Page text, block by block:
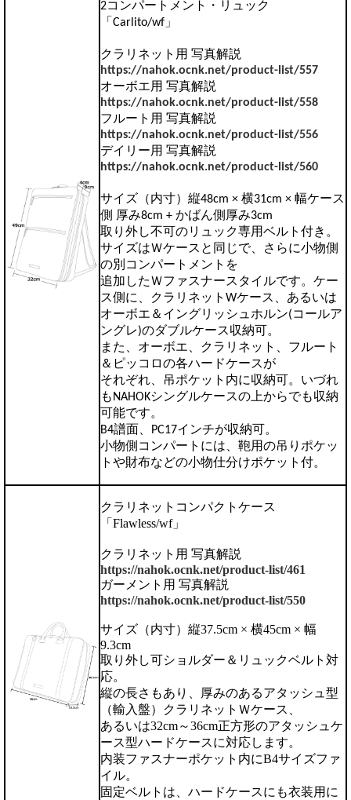
2コンパートメント・リュック
「Carlito/wf」
クラリネット用 写真解説
https://nahok.ocnk.net/product-list/557
オーボエ用 写真解説
https://nahok.ocnk.net/product-list/558
フルート用 写真解説
https://nahok.ocnk.net/product-list/556
デイリー用 写真解説
https://nahok.ocnk.net/product-list/560
サイズ（内寸）縦48cm × 横31cm × 幅ケース
側 厚み8cm + かばん側厚み3cm
取り外し不可のリュック専用ベルト付き。
サイズはＷケースと同じで、さらに小物側
の別コンパートメントを
追加したＷファスナースタイルです。ケー
ス側に、クラリネットWケース、あるいは
オーボエ＆イングリッシュホルン(コールア
ングレ)のダブルケース収納可。
また、オーボエ、クラリネット、フルート
＆ピッコロの各ハードケースが
それぞれ、吊ポケット内に収納可。いづれ
もNAHOKシングルケースの上からでも収納
可能です。
B4譜面、PC17インチが収納可。
小物側コンパートには、鞄用の吊りポケッ
トや財布などの小物仕分けポケット付。
クラリネットコンパクトケース
「Flawless/wf」
クラリネット用 写真解説
https://nahok.ocnk.net/product-list/461
ガーメント用 写真解説
https://nahok.ocnk.net/product-list/550
サイズ（内寸）縦37.5cm × 横45cm × 幅
9.3cm
取り外し可ショルダー＆リュックベルト対
応。
縦の長さもあり、厚みのあるアタッシュ型
（輸入盤）クラリネットＷケース、
あるいは32cm～36cm正方形のアタッシュケ
ース型ハードケースに対応します。
内装ファスナーポケット内にB4サイズファ
イル。
固定ベルトは、ハードケースにも衣装用に